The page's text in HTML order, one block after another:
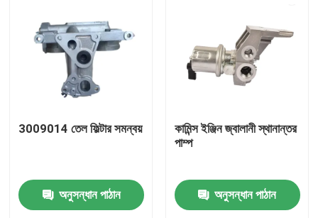
বাড়ি
3009014 তেল ফিল্টার সমন্বয়
অনুসন্ধান পাঠান
কামিন্স ইঞ্জিন জ্বালানী স্থানান্তর
পাম্প
অনুসন্ধান পাঠান